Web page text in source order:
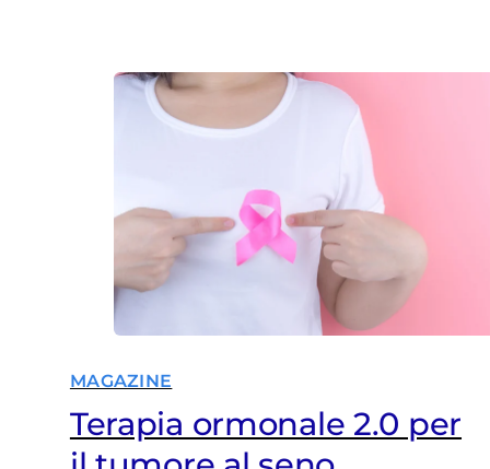
studi presentati al congresso
dell’European Society for Medical
Oncology: DESTINY-Breast05 e
DESTINY-Breast11. Il messaggio che
emerge è chiaro: trastuzumab
deruxtecan (T-DXd) non solo migliora
il trattamento della malattia…
MAGAZINE
Terapia ormonale 2.0 per